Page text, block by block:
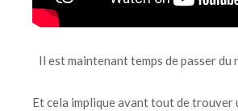
Il est maintenant temps de passer du
Et cela implique avant tout de trouver